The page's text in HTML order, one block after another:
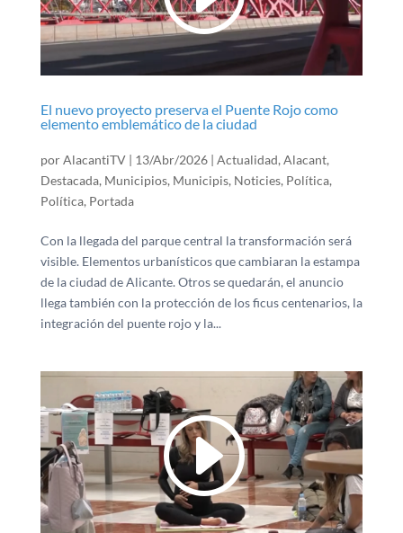
El nuevo proyecto preserva el Puente Rojo como
elemento emblemático de la ciudad
porAlacantiTV| 13/Abr/2026| Actualidad, Alacant,
Destacada, Municipios, Municipis, Noticies, Política,
Política, Portada
Con la llegada del parque central la transformación será
visible. Elementos urbanísticos que cambiaran la estampa
de la ciudad de Alicante. Otros se quedarán, el anuncio
llega también con la protección de los ficus centenarios, la
integración del puente rojo y la...